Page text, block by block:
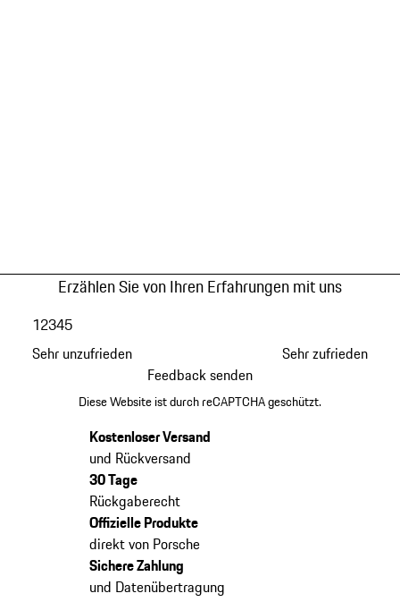
Erzählen Sie von Ihren Erfahrungen mit uns
Sehr unzufrieden
12345
Sehr zufrieden
Feedback senden
Diese Website ist durch reCAPTCHA geschützt.
Kostenloser Versand
und Rückversand
30 Tage
Rückgaberecht
Offizielle Produkte
direkt von Porsche
Sichere Zahlung
und Datenübertragung